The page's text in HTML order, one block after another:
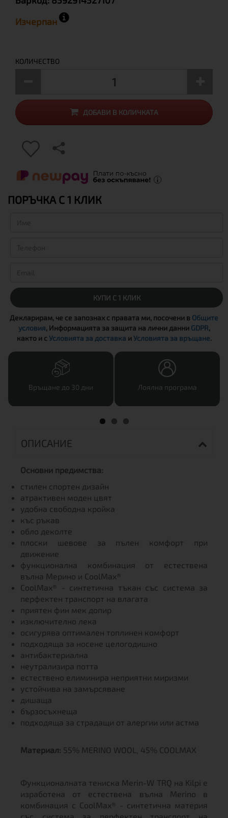
Изчерпан
КОЛИЧЕСТВО
ДОБАВИ В КОЛИЧКАТА
ПОРЪЧКА С 1 КЛИК
КУПИ С 1 КЛИК
Декларирам, че се запознах с правата ми, посочени в Общите
условия, Информацията за защита на лични данни GDPR,
както и сУсловията за доставка иУсловията за връщане.
Връщане до 30 дни Лоялна програма
ОПИСАНИЕ
Основни предимства:
стилен спортен дизайн
атрактивен моден цвят
удобна свободна кройка
къс ръкав
обло деколте
плоски шевове за пълен комфорт при
движение
функционална комбинация от естествена
вълна Мерино и CoolMax®
CoolMax® - синтетична тъкан със система за
перфектен транспорт на влагата
приятен фин мек допир
изключително лека
осигурява оптимален топлинен комфорт
подходяща за носене целогодишно
антибактериална
неутрализира потта
естествено елиминира неприятни миризми
устойчива на замърсяване
дишаща
бързосъхнеща
подходяща за страдащи от алергии или астма
Материал: 55% MERINO WOOL, 45% COOLMAX
Функционалната тениска Merin-W TRQ на Kilpi е
изработена от естествена вълна Merino в
комбинация с CoolMax® - синтетична материя